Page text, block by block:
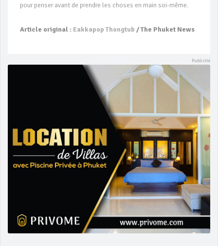
pour penser avant de prendre les choses en main soi-même.
Article original : Eakkapop Thongtub / The Phuket News